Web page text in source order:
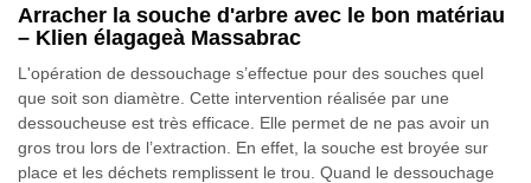
Arracher la souche d'arbre avec le bon matériau
– Klien élagageà Massabrac
L'opération de dessouchage s’effectue pour des souches quel
que soit son diamètre. Cette intervention réalisée par une
dessoucheuse est très efficace. Elle permet de ne pas avoir un
gros trou lors de l’extraction. En effet, la souche est broyée sur
place et les déchets remplissent le trou. Quand le dessouchage